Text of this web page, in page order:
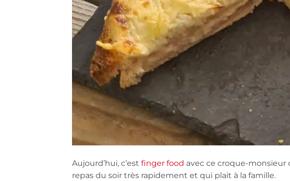
Aujourd’hui, c’est finger food avec ce croque-monsieur
repas du soir très rapidement et qui plait à la famille.